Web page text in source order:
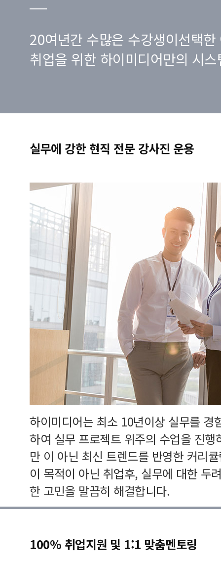
20여년간 수많은 수강생이선택한
취업을 위한 하이미디어만의 시
실무에 강한 현직 전문 강사진 운용
하이미디어는 최소 10년이상 실무를 경
하여 실무 프로젝트 위주의 수업을 진
만 이 아닌 최신 트렌드를 반영한 커리
이 목적이 아닌 취업후, 실무에 대한 두
한 고민을 말끔히 해결합니다.
100% 취업지원 및 1:1 맞춤멘토링